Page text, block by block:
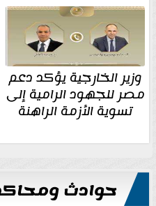
وزير الخارجية يؤكد دعم
مصر للجهود الرامية إلى
تسوية الأزمة الراهنة
حوادث